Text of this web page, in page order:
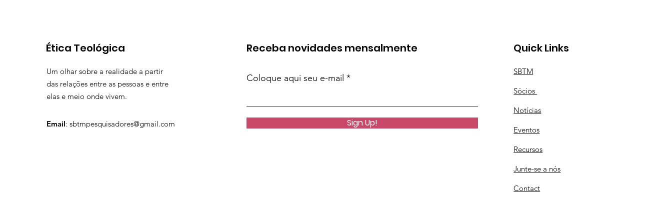
​Ética Teológica
Um olhar sobre a realidade a partir
das relações entre as pessoas e entre
elas e meio onde vivem.
Email: sbtmpesquisadores@gmail.com
Receba novidades mensalmente
Coloque aqui seu e-mail
Sign Up!
Quick Links
SBTM
Sócios
Notícias
Eventos
Recursos
Junte-se a nós
Contact